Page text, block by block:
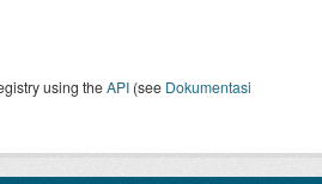
using theAPI (see Dokumentasi